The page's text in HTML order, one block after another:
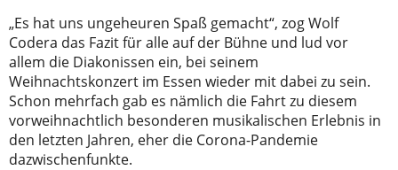
„Es hat uns ungeheuren Spaß gemacht“, zog Wolf
Codera das Fazit für alle auf der Bühne und lud vor
allem die Diakonissen ein, bei seinem
Weihnachtskonzert im Essen wieder mit dabei zu sein.
Schon mehrfach gab es nämlich die Fahrt zu diesem
vorweihnachtlich besonderen musikalischen Erlebnis in
den letzten Jahren, eher die Corona-Pandemie
dazwischenfunkte.